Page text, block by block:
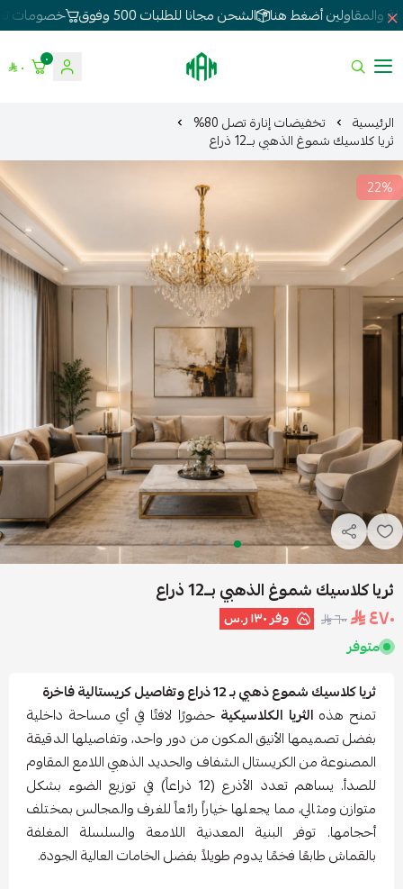
الشحن مجانا للطلبات 500 وفوق خصومات تصل 80% لطلبات
الموسى للإنارة
٠ ٠
الرئيسية تخفيضات إنارة تصل 80%
ثريا كلاسيك شموغ الذهبي بــ12 ذراع
22%
ثريا كلاسيك شموغ الذهبي بــ12 ذراع
٤٧٠ ٦٠٠ وفر١٣٠ ر.س
متوفر
ثريا كلاسيك شموع ذهبي بـ 12 ذراع وتفاصيل كريستالية فاخرة
تمنح هذه الثريا الكلاسيكية حضورًا لافتًا في أي مساحة داخلية
بفضل تصميمها الأنيق المكون من دور واحد، وتفاصيلها الدقيقة
المصنوعة من الكريستال الشفاف والحديد الذهبي اللامع المقاوم
للصدأ. يساهم تعدد الأذرع (12 ذراعاً) في توزيع الضوء بشكل
متوازن ومثالي، مما يجعلها خياراً رائعاً للغرف والمجالس بمختلف
أحجامها. توفر البنية المعدنية اللامعة والسلسلة المغلفة
بالقماش طابعًا فخمًا يدوم طويلاً بفضل الخامات العالية الجودة.